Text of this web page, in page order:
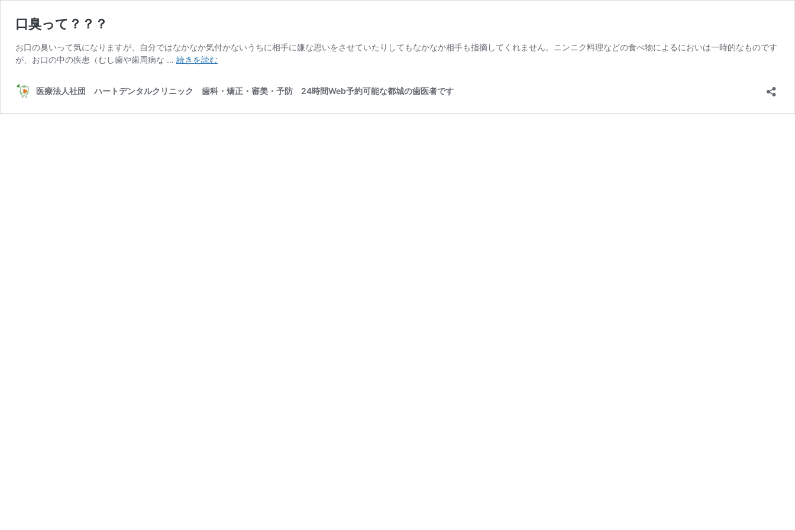
口臭って？？？
お口の臭いって気になりますが、自分ではなかなか気付かないうちに相手に嫌な思いをさせていたりしてもなかなか相手も指摘してくれません。ニンニク料理などの食べ物によるにおいは一時的なものです
が、お口の中の疾患（むし歯や歯周病な … 続きを読む口
て？？？
医療法人社団 ハートデンタルクリニック 歯科・矯正・審美・予防 24時間Web予約可能な都城の歯医者です